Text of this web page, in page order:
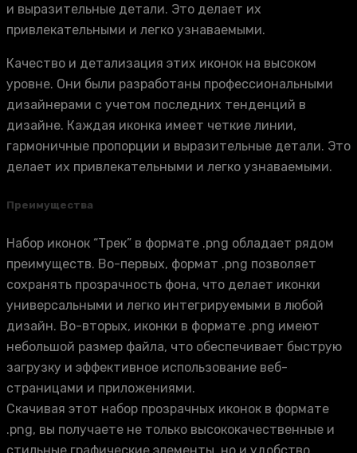
и выразительные детали. Это делает их
привлекательными и легко узнаваемыми.
Качество и детализация этих иконок на высоком
уровне. Они были разработаны профессиональными
дизайнерами с учетом последних тенденций в
дизайне. Каждая иконка имеет четкие линии,
гармоничные пропорции и выразительные детали. Это
делает их привлекательными и легко узнаваемыми.
Преимущества
Набор иконок “Трек” в формате .png обладает рядом
преимуществ. Во-первых, формат .png позволяет
сохранять прозрачность фона, что делает иконки
универсальными и легко интегрируемыми в любой
дизайн. Во-вторых, иконки в формате .png имеют
небольшой размер файла, что обеспечивает быструю
загрузку и эффективное использование веб-
страницами и приложениями.
Скачивая этот набор прозрачных иконок в формате
.png, вы получаете не только высококачественные и